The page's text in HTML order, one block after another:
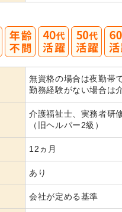
無資格の場合は夜勤帯
勤務経験がない場合は
介護福祉士、実務者研
（旧ヘルパー2級）
12ヵ月
あり
会社が定める基準